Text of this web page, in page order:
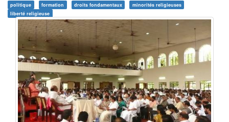
politique formation droits fondamentaux
minorités religieuses
liberté religieuse